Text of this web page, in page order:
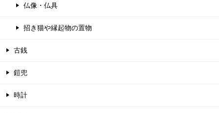
仏像・仏具
招き猫や縁起物の置物
古銭
鎧兜
時計